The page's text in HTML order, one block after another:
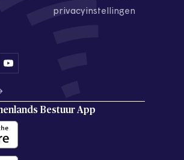
privacyinstellingen
Bestuur App